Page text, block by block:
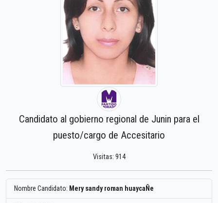
Candidato al gobierno regional de Junin para el
puesto/cargo de Accesitario
Visitas: 914
Nombre Candidato: Mery sandy roman huaycaÑe